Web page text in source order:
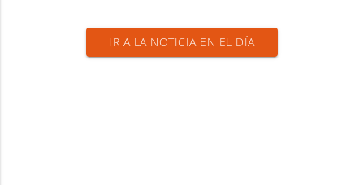
IR A LA NOTICIA EN EL DÍA